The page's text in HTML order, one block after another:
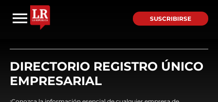
SUSCRIBIRSE
DIRECTORIO REGISTRO ÚNICO
EMPRESARIAL